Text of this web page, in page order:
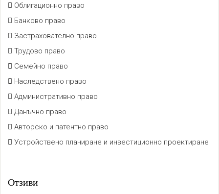
Облигационно право
Банково право
Застрахователно право
Трудово право
Семейно право
Наследствено право
Административно право
Данъчно право
Авторско и патентно право
Устройствено планиране и инвестиционно проектиране
Отзиви